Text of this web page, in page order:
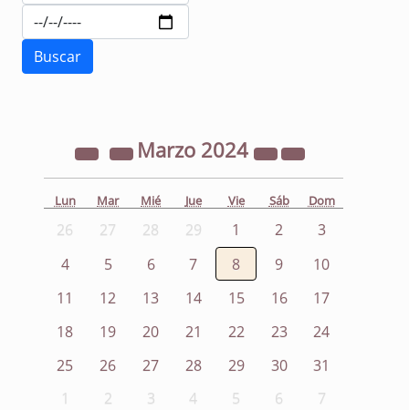
Marzo 2024
Lun Mar Mié Jue Vie Sáb Dom
26 27 28 29 1 2
3
4
5 6 7 8 9
10
11
12 13 14 15 16
17
18
19 20 21 22 23
24
25
26 27 28 29 30
31
1
2 3 4 5 6 7